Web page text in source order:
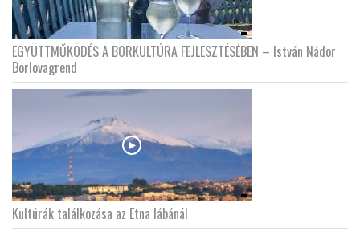
EGYÜTTMŰKÖDÉS A BORKULTÚRA FEJLESZTÉSÉBEN – István Nádor
Borlovagrend
Kultúrák találkozása az Etna lábánál